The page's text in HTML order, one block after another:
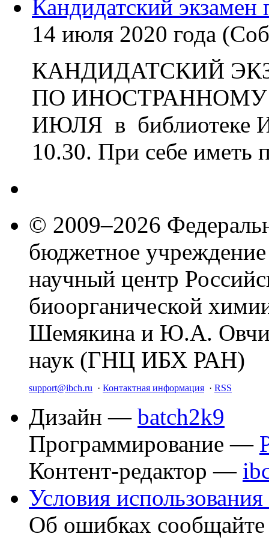
Кандидатский
14 июля 2020 года
КАНДИДАТСКИЙ
ПО ИНОСТРАННОМУ
ИЮЛЯ в библиотеке
10.30. При себе иметь
© 2009–2026
бюджетное
научный центр
биоорганической
Шемякина и Ю.А.
наук (ГНЦ ИБХ РАН)
support@ibch.ru · Контактная информация · RSS
Дизайн — batch2k9
Программирование —
Контент-редактор —
Условия использования
Об ошибках